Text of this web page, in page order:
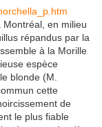
en milieu
répandus par la
à la Morille
espèce
blonde (M.
cette
de
le plus fiable